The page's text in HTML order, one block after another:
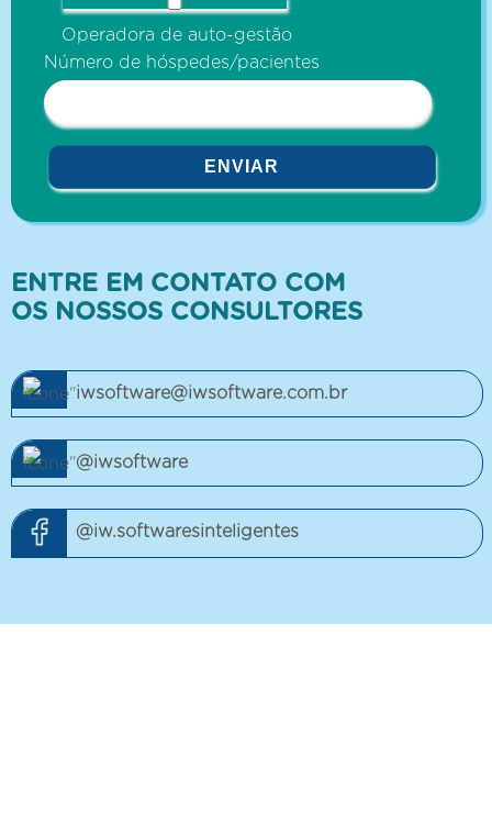
Operadora de auto-gestão
Número de hóspedes/pacientes
ENTRE EM CONTATO COM
OS NOSSOS CONSULTORES
iwsoftware@iwsoftware.com.br
@iwsoftware
@iw.softwaresinteligentes